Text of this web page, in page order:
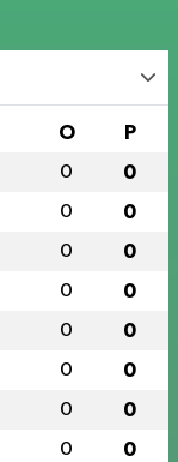
O P
0 0
0 0
0 0
0 0
0 0
0 0
0 0
0 0